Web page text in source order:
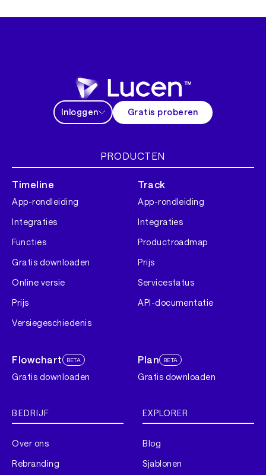
Inloggen Gratis proberen
PRODUCTEN
Timeline
App-rondleiding
Integraties
Functies
Gratis downloaden
Online versie
Prijs
Versiegeschiedenis
Track
App-rondleiding
Integraties
Productroadmap
Prijs
Servicestatus
API-documentatie
Flowchart BETA
Gratis downloaden
Plan BETA
Gratis downloaden
BEDRIJF
Over ons
Rebranding
EXPLORER
Blog
Sjablonen